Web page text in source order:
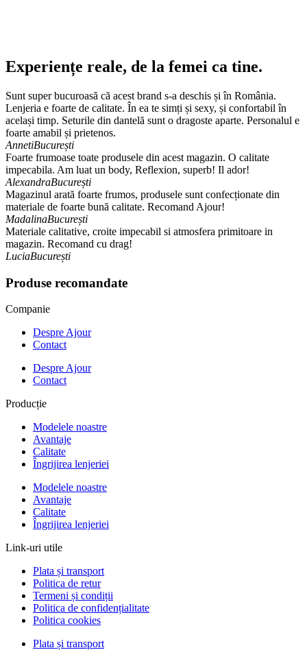
Experiențe reale, de la femei ca tine.
Sunt super bucuroasă că acest brand s-a deschis și în România.
Lenjeria e foarte de calitate. În ea te simți și sexy, și confortabil în
același timp. Seturile din dantelă sunt o dragoste aparte. Personalul e
foarte amabil și prietenos.
AnnetiBucurești
Foarte frumoase toate produsele din acest magazin. O calitate
impecabila. Am luat un body, Reflexion, superb! Il ador!
AlexandraBucurești
Magazinul arată foarte frumos, produsele sunt confecționate din
materiale de foarte bună calitate. Recomand Ajour!
MadalinaBucurești
Materiale calitative, croite impecabil si atmosfera primitoare in
magazin. Recomand cu drag!
LuciaBucurești
Produse recomandate
Companie
Despre Ajour
Contact
Despre Ajour
Contact
Producție
Modelele noastre
Avantaje
Calitate
Îngrijirea lenjeriei
Modelele noastre
Avantaje
Calitate
Îngrijirea lenjeriei
Link-uri utile
Plata și transport
Politica de retur
Termeni și condiții
Politica de confidențialitate
Politica cookies
Plata și transport